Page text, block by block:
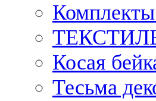
Косая
Тесьма